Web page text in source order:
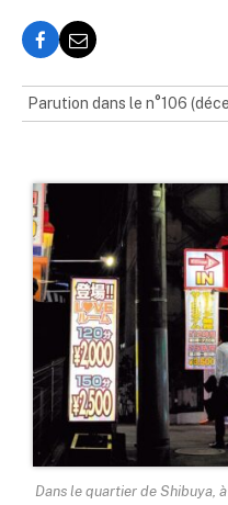
Parution dans le n°106
Dans le quartier de Shibuya,